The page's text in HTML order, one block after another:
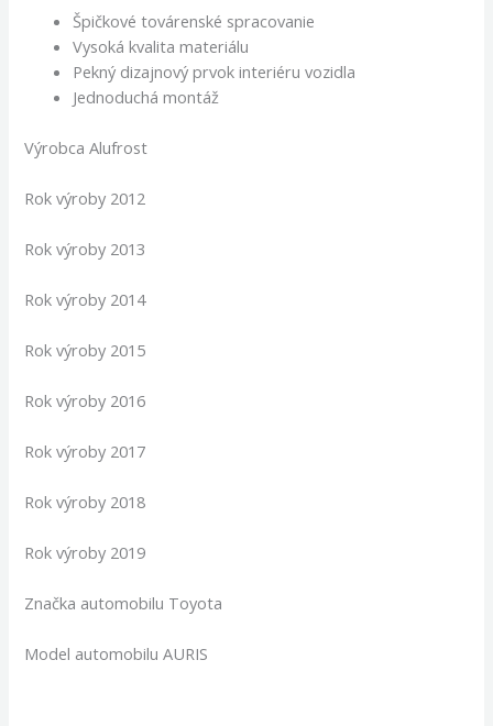
Špičkové továrenské spracovanie
Vysoká kvalita materiálu
Pekný dizajnový prvok interiéru vozidla
Jednoduchá montáž
Výrobca Alufrost
Rok výroby 2012
Rok výroby 2013
Rok výroby 2014
Rok výroby 2015
Rok výroby 2016
Rok výroby 2017
Rok výroby 2018
Rok výroby 2019
Značka automobilu Toyota
Model automobilu AURIS